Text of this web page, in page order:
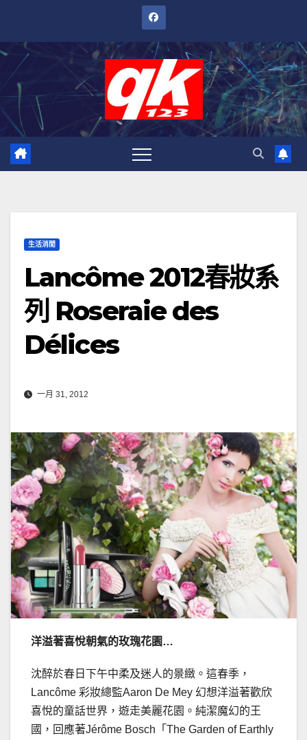
內
生活消閒
Lancôme 2012春妝系
列 Roseraie des
Délices
一月 31, 2012
洋溢著喜悅朝氣的玫瑰花園…
沈醉於春日下午中柔及迷人的景緻。這春季，
Lancôme 彩妝總監Aaron De Mey 幻想洋溢著歡欣
喜悅的童話世界，遊走美麗花園。純潔魔幻的王
國，回應著Jérôme Bosch「The Garden of Earthly